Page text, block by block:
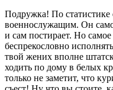
Подружка! По
военнослужащим. Он
и сам постирает. Но
беспрекословно
твой жених вполне
ходить по дому в белых
только не заметит, что